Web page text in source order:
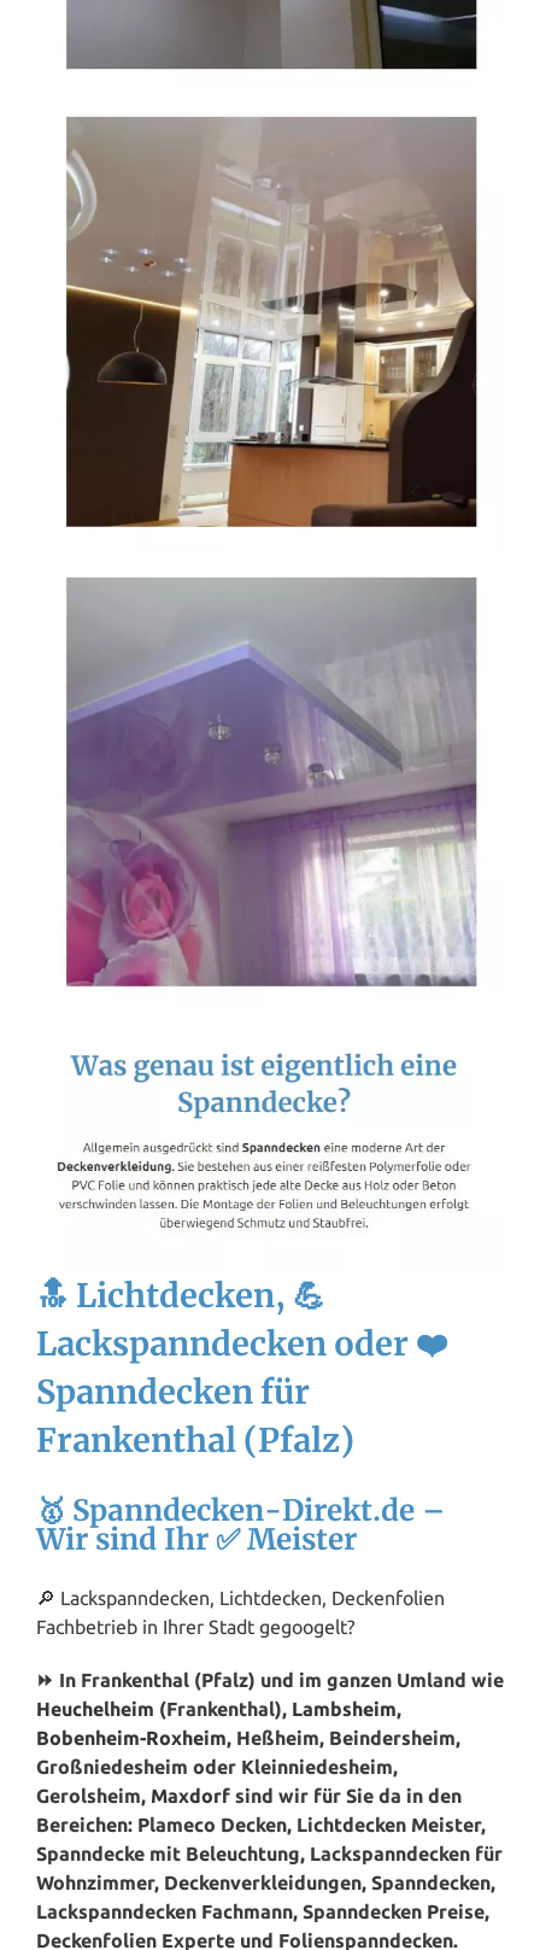
🔝 Lichtdecken, 💪
Lackspanndecken oder ❤️
Spanndecken für
Frankenthal (Pfalz)
🥇 Spanndecken-Direkt.de –
Wir sind Ihr ✅ Meister
🔎 Lackspanndecken, Lichtdecken, Deckenfolien
Fachbetrieb in Ihrer Stadt gegoogelt?
⏩ In Frankenthal (Pfalz) und im ganzen Umland wie
Heuchelheim (Frankenthal), Lambsheim,
Bobenheim-Roxheim, Heßheim, Beindersheim,
Großniedesheim oder Kleinniedesheim,
Gerolsheim, Maxdorf sind wir für Sie da in den
Bereichen: Plameco Decken, Lichtdecken Meister,
Spanndecke mit Beleuchtung, Lackspanndecken für
Wohnzimmer, Deckenverkleidungen, Spanndecken,
Lackspanndecken Fachmann, Spanndecken Preise,
Deckenfolien Experte und Folienspanndecken.